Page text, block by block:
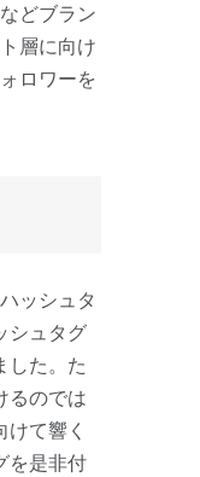
どブラン
層に向け
ロワーを
ッシュタ
シュタグ
した。た
るのでは
て響く
を是非付